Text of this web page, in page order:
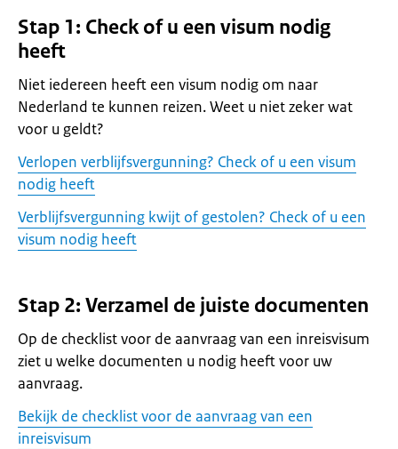
Stap 1: Check of u een visum nodig
heeft
Niet iedereen heeft een visum nodig om naar
Nederland te kunnen reizen. Weet u niet zeker wat
voor u geldt?
Verlopen verblijfsvergunning? Check of u een visum
nodig heeft
Verblijfsvergunning kwijt of gestolen? Check of u een
visum nodig heeft
Stap 2: Verzamel de juiste documenten
Op de checklist voor de aanvraag van een inreisvisum
ziet u welke documenten u nodig heeft voor uw
aanvraag.
Bekijk de checklist voor de aanvraag van een
inreisvisum